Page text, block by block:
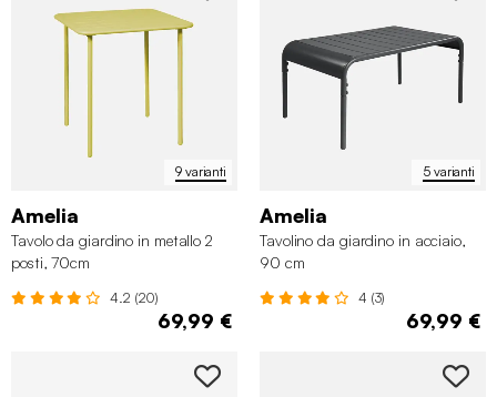
9 varianti
Amelia
Tavolo da giardino in metallo 2
posti, 70cm
4.2 (20)
69,99 €
5 varianti
Amelia
Tavolino da giardino in acciaio,
90 cm
4 (3)
69,99 €